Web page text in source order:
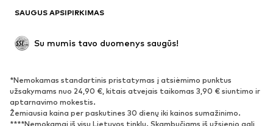
Proginiai
Išskirtiniai
BATAI
Naujienos
SAUGUS APSIPIRKIMAS
Su mumis tavo duomenys saugūs!
*Nemokamas standartinis pristatymas į atsiėmimo punktus
užsakymams nuo 24,90 €, kitais atvejais taikomas 3,90 € siuntimo ir
aptarnavimo mokestis.
Žemiausia kaina per paskutines 30 dienų iki kainos sumažinimo.
****Nemokamai iš visų Lietuvos tinklų. Skambučiams iš užsienio gali